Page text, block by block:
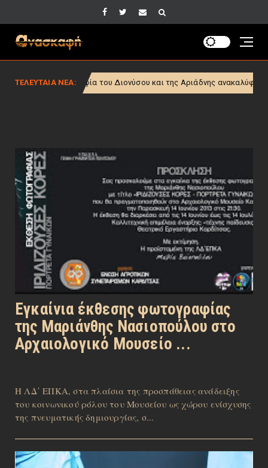
ΤΕΛΕΥΤΑΙΑ ΝΕΑ:
του Διονύσου και της Αριάδνης ανακαλύφθηκε και
Εγκαίνια έκθεσης φωτογραφίας
της Μαριάνθης Νασιοπούλου στο
Αρχαιολογικό Μουσείο ...
Η ΛΔ΄ ΕΠΚΑ, στα πλαίσια της προσπάθειας ανάδειξης
του κοινωνικού ρόλου του Μουσείου ως χώρου ενίσχυσης
της πνευματικής δημιουργίας, σ...